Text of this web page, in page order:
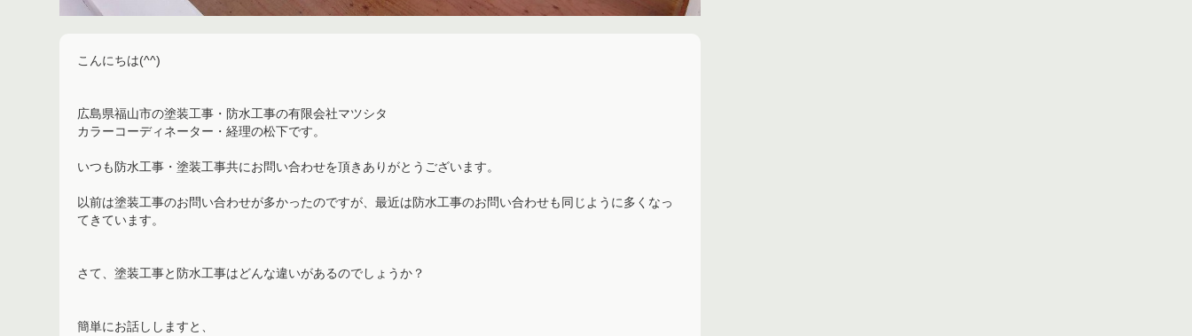
こんにちは(^^)
広島県福山市の塗装工事・防水工事の有限会社マツシタ
カラーコーディネーター・経理の松下です。
いつも防水工事・塗装工事共にお問い合わせを頂きありがとうございます。
以前は塗装工事のお問い合わせが多かったのですが、最近は防水工事のお問い合わせも同じように多くなっ
てきています。
さて、塗装工事と防水工事はどんな違いがあるのでしょうか？
簡単にお話ししますと、